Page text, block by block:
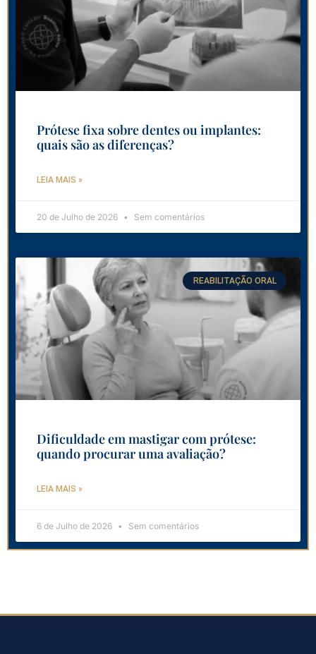
Prótese fixa sobre dentes ou implantes:
quais são as diferenças?
LEIA MAIS »
20 de Julho de 2026 Sem comentários
REABILITAÇÃO ORAL
Dificuldade em mastigar com prótese:
quando procurar uma avaliação?
LEIA MAIS »
6 de Julho de 2026 Sem comentários